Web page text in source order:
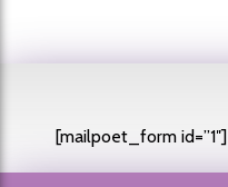
[mailpoet_form id=”1″]